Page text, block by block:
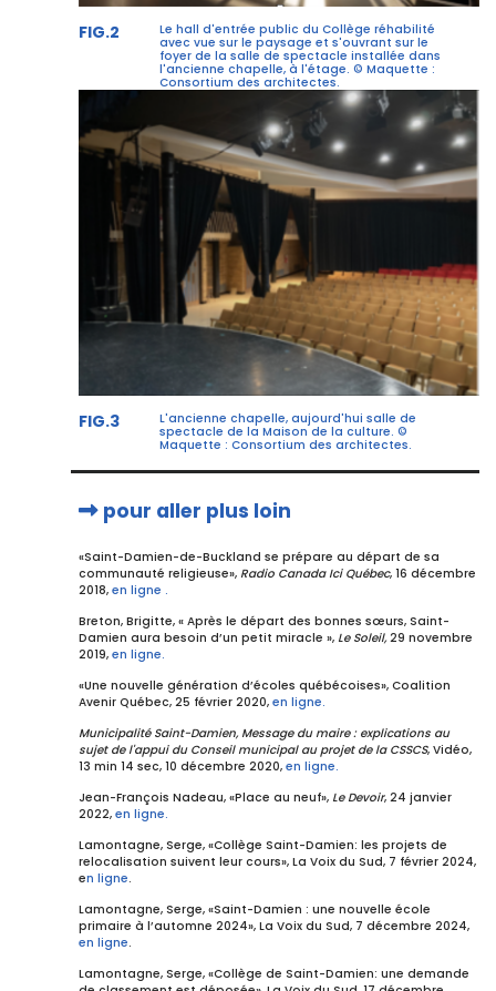
FIG.2
Le hall d'entrée public du Collège réhabilité
avec vue sur le paysage et s'ouvrant sur le
foyer de la salle de spectacle installée dans
l'ancienne chapelle, à l'étage. © Maquette :
Consortium des architectes.
FIG.3
L'ancienne chapelle, aujourd'hui salle de
spectacle de la Maison de la culture. ©
Maquette : Consortium des architectes.
pour aller plus loin
«Saint-Damien-de-Buckland se prépare au départ de sa
communauté religieuse», Radio Canada Ici Québec, 16 décembre
2018, en ligne .
Breton, Brigitte, « Après le départ des bonnes sœurs, Saint-
Damien aura besoin d’un petit miracle », Le Soleil,29 novembre
2019, en ligne.
«Une nouvelle génération d’écoles québécoises», Coalition
Avenir Québec, 25 février 2020, en ligne.
Municipalité Saint-Damien, Message du maire : explications au
sujet de l'appui du Conseil municipal au projet de la CSSCS, Vidéo,
13 min 14 sec, 10 décembre 2020, en ligne.
Jean-François Nadeau, «Place au neuf», Le Devoir, 24 janvier
2022, en ligne.
Lamontagne, Serge, «Collège Saint-Damien: les projets de
relocalisation suivent leur cours», La Voix du Sud, 7 février 2024,
en ligne.
Lamontagne, Serge, «Saint-Damien : une nouvelle école
primaire à l’automne 2024», La Voix du Sud, 7 décembre 2024,
en ligne.
Lamontagne, Serge, «Collège de Saint-Damien: une demande